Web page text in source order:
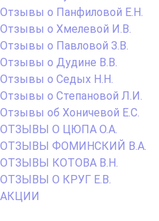
Отзывы о Панфиловой Е.Н.
Отзывы о Хмелевой И.В.
Отзывы о Павловой З.В.
Отзывы о Дудине В.В.
Отзывы о Седых Н.Н.
Отзывы о Степановой Л.И.
Отзывы об Хоничевой Е.С.
ОТЗЫВЫ О ЦЮПА О.А.
ОТЗЫВЫ ФОМИНСКИЙ В.А.
ОТЗЫВЫ КОТОВА В.Н.
ОТЗЫВЫ О КРУГ Е.В.
АКЦИИ